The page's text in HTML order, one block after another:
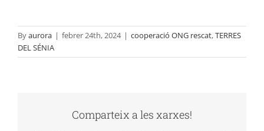
Byaurora | febrer 24th, 2024 | cooperació ONG rescat,TERRES
DEL SÉNIA
Comparteix a les xarxes!